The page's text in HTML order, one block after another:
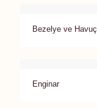
Bezelye ve Havuç
Enginar